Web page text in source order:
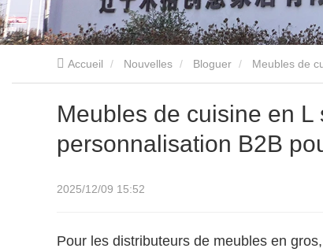
Accueil Nouvelles Bloguer Meubles de
Meubles de cuisine en L
personnalisation B2B
2025/12/09 15:52
Pour les distributeurs de meubles en